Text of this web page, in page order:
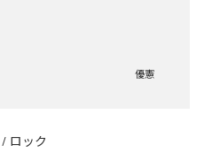
優憲
/ ロック